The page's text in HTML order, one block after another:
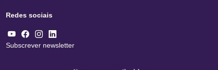
Redes sociais
Subscrever newsletter